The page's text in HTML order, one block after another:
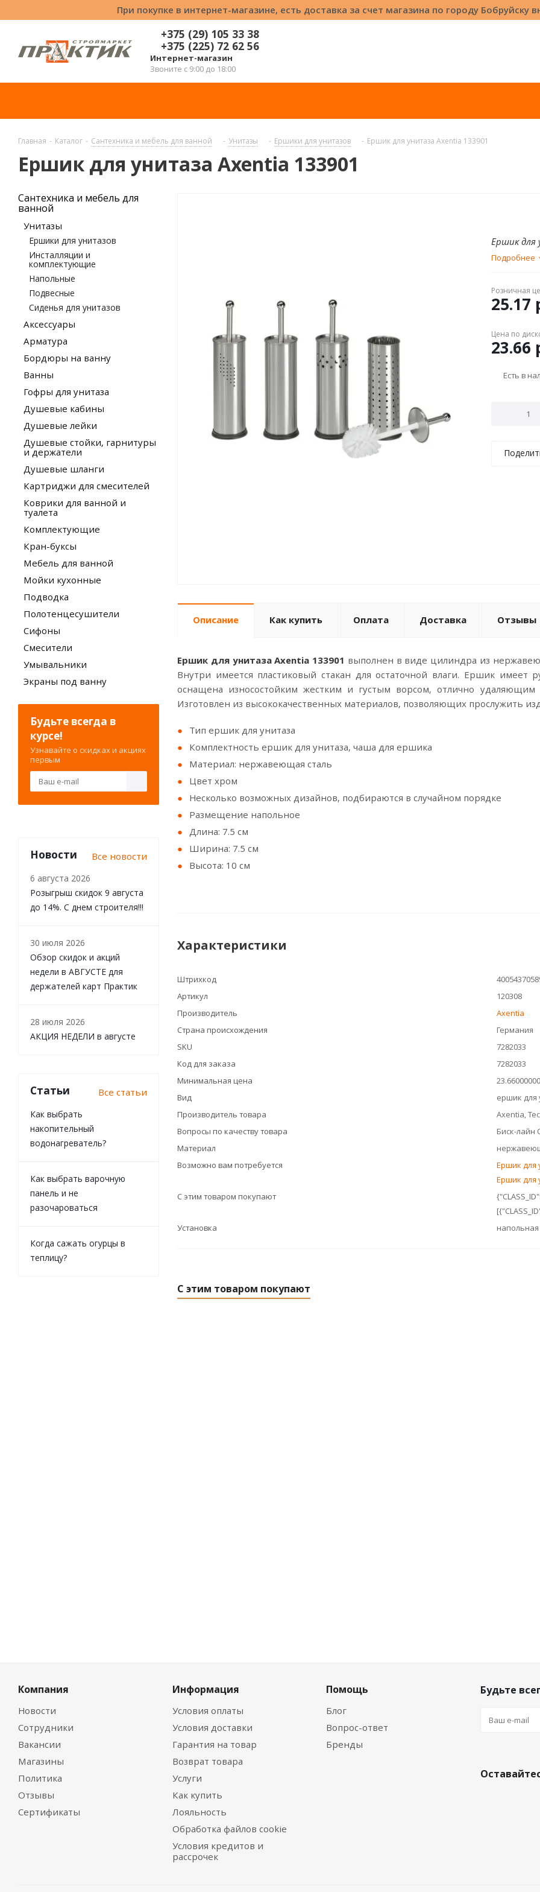
При покупке в интернет-магазине, есть доставка за счет магазина по городу Бобруйску
+375 (29) 105 33 38
+375 (225) 72 62 56
Интернет-магазин
Звоните с 9:00 до 18:00
Главная - Каталог - Сантехника и мебель для ванной - Унитазы - Ершики для унитазов - Ершик для унитаза Axentia 133901
Ершик для унитаза Axentia 133901
Ершик для
Подробнее
Розничная
25.17
Цена по
23.66
Есть в
Описание Как купить Оплата Доставка Отзывы
Ершик для унитаза Axentia 133901 выполнен в виде цилиндра из
Внутри имеется пластиковый стакан для остаточной влаги. Ершик
оснащена износостойким жестким и густым ворсом, отлично удаляющим
Изготовлен из высококачественных материалов, позволяющих прослужить
Тип ершик для унитаза
Комплектность ершик для унитаза, чаша для ершика
Материал: нержавеющая сталь
Цвет хром
Несколько возможных дизайнов, подбираются в случайном порядке
Размещение напольное
Длина: 7.5 см
Ширина: 7.5 см
Высота: 10 см
Характеристики
Штрихкод
Артикул
120308
Производитель
Axentia
Страна происхождения
Германия
SKU
7282033
Код для заказа
7282033
Минимальная цена
23.66000000
Вид
ершик для
Производитель товара
Axentia,
Вопросы по качеству товара
Биск-лайн
Материал
Возможно вам потребуется
Ершик для
Ершик для
С этим товаром покупают
Установка
напольная
С этим товаром покупают
Сантехника и мебель для
ванной
Унитазы
Ершики для унитазов
Инсталляции и
комплектующие
Напольные
Подвесные
Сиденья для унитазов
Аксессуары
Арматура
Бордюры на ванну
Ванны
Гофры для унитаза
Душевые кабины
Душевые лейки
Душевые стойки, гарнитуры
и держатели
Душевые шланги
Картриджи для смесителей
Коврики для ванной и
туалета
Комплектующие
Кран-буксы
Мебель для ванной
Мойки кухонные
Подводка
Полотенцесушители
Сифоны
Смесители
Умывальники
Экраны под ванну
Будьте всегда в
курсе!
Узнавайте о скидках и акциях
первым
Новости Все новости
6 августа 2026
Розыгрыш скидок 9 августа
до 14%. С днем строителя!!!
30 июля 2026
Обзор скидок и акций
недели в АВГУСТЕ для
держателей карт Практик
28 июля 2026
АКЦИЯ НЕДЕЛИ в августе
Статьи Все статьи
Как выбрать
накопительный
водонагреватель?
Как выбрать варочную
панель и не
разочароваться
Когда сажать огурцы в
теплицу?
Компания
Новости
Сотрудники
Вакансии
Магазины
Политика
Отзывы
Сертификаты
Информация
Условия оплаты
Условия доставки
Гарантия на товар
Возврат товара
Услуги
Как купить
Лояльность
Обработка файлов cookie
Условия кредитов и
рассрочек
Помощь
Блог
Вопрос-ответ
Бренды
Будьте